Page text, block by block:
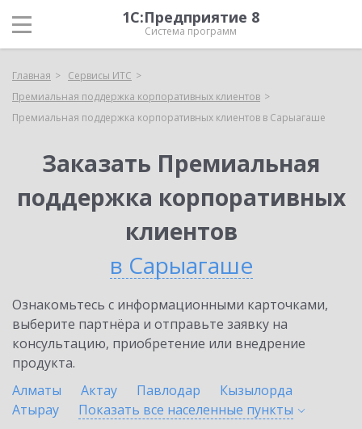
1С:Предприятие 8
Система программ
Главная
Сервисы ИТС
Премиальная поддержка корпоративных клиентов
Премиальная поддержка корпоративных клиентов в Сарыагаше
Заказать Премиальная
поддержка корпоративных
клиентов
в Сарыагаше
Ознакомьтесь с информационными карточками,
выберите партнёра и отправьте заявку на
консультацию, приобретение или внедрение
продукта.
Алматы
Актау Павлодар
Кызылорда
Атырау
Показать все населенные пункты